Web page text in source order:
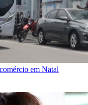
em Natal